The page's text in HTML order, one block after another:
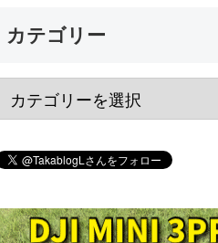
カテゴリー